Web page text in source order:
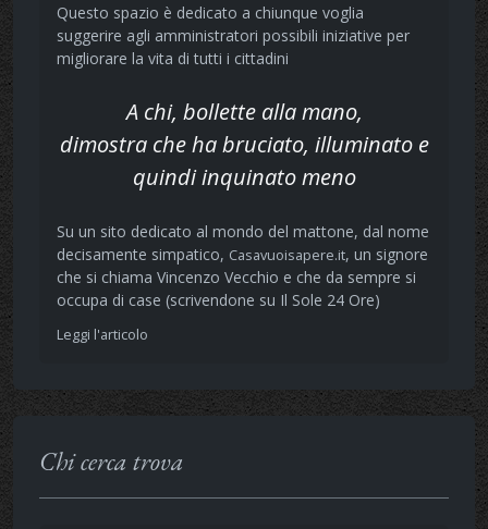
Questo spazio è dedicato a chiunque voglia
suggerire agli amministratori possibili iniziative per
migliorare la vita di tutti i cittadini
A chi, bollette alla mano,
dimostra che ha bruciato, illuminato e
quindi inquinato meno
Su un sito dedicato al mondo del mattone, dal nome
decisamente simpatico, Casavuoisapere.it, un signore
che si chiama Vincenzo Vecchio e che da sempre si
occupa di case (scrivendone su Il Sole 24 Ore)
Leggi l'articolo
Chi cerca trova